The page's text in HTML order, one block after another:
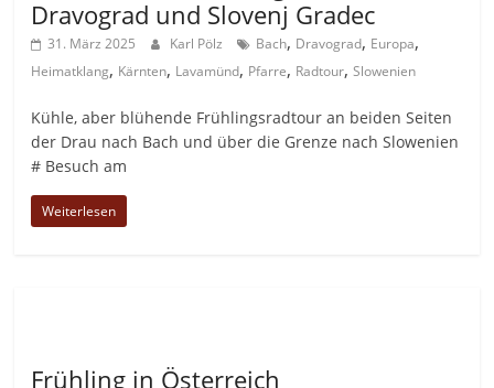
Dravograd und Slovenj Gradec
31. März 2025 Karl Pölz Bach, Dravograd, Europa,
Heimatklang, Kärnten, Lavamünd, Pfarre, Radtour,Slowenien
Kühle, aber blühende Frühlingsradtour an beiden Seiten
der Drau nach Bach und über die Grenze nach Slowenien
# Besuch am
Weiterlesen
Frühling in Österreich